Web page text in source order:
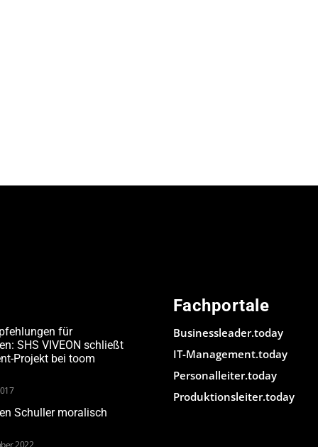
für
SHS VIVEON schließt
Projekt bei toom
Schuller moralisch
2022
Fachportale
Businessleader.today
IT-Management.today
Personalleiter.today
Produktionsleiter.today